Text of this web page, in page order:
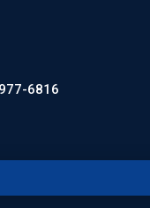
6816